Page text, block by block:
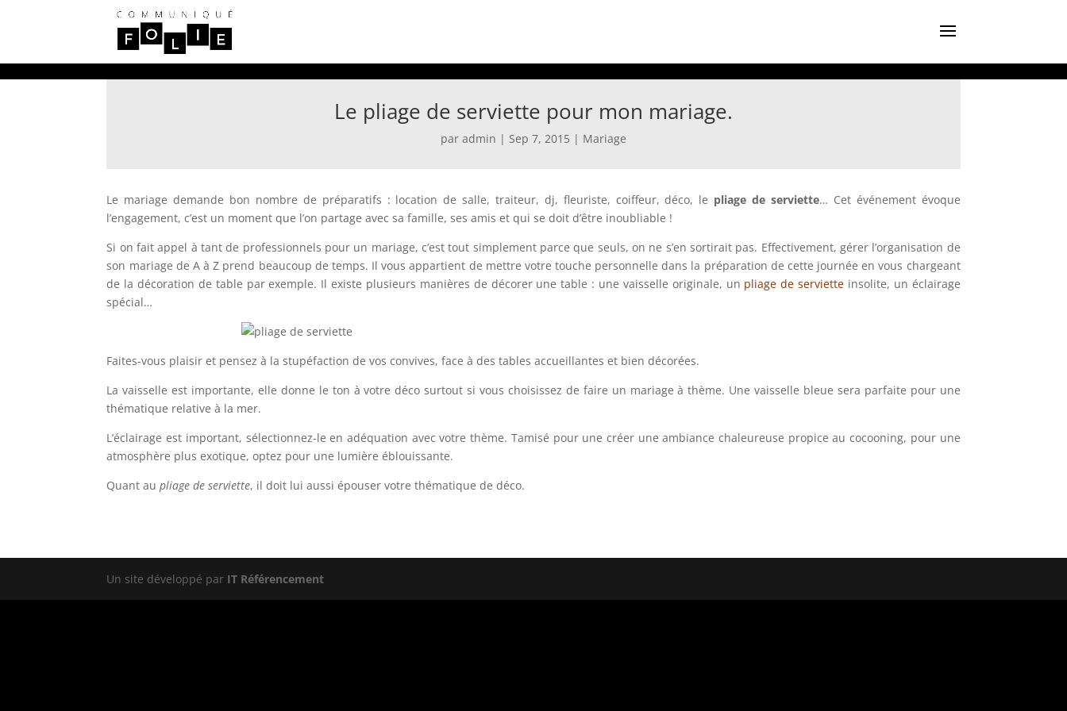
Le pliage de serviette pour mon mariage.
par admin | Sep 7, 2015 | Mariage
Le mariage demande bon nombre de préparatifs : location de salle, traiteur, dj, fleuriste, coiffeur, déco, le pliage de serviette… Cet événement évoque
l’engagement, c’est un moment que l’on partage avec sa famille, ses amis et qui se doit d’être inoubliable !
Si on fait appel à tant de professionnels pour un mariage, c’est tout simplement parce que seuls, on ne s’en sortirait pas. Effectivement, gérer l’organisation de
son mariage de A à Z prend beaucoup de temps. Il vous appartient de mettre votre touche personnelle dans la préparation de cette journée en vous chargeant
de la décoration de table par exemple. Il existe plusieurs manières de décorer une table : une vaisselle originale, un pliage de serviette insolite, un éclairage
spécial…
Faites-vous plaisir et pensez à la stupéfaction de vos convives, face à des tables accueillantes et bien décorées.
La vaisselle est importante, elle donne le ton à votre déco surtout si vous choisissez de faire un mariage à thème. Une vaisselle bleue sera parfaite pour une
thématique relative à la mer.
L’éclairage est important, sélectionnez-le en adéquation avec votre thème. Tamisé pour une créer une ambiance chaleureuse propice au cocooning, pour une
atmosphère plus exotique, optez pour une lumière éblouissante.
Quant aupliage de serviette, il doit lui aussi épouser votre thématique de déco.
Un site développé par IT Référencement